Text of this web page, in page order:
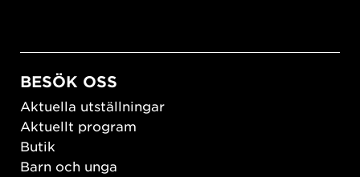
BESÖK OSS
Aktuella utställningar
Aktuellt program
Butik
Barn och unga